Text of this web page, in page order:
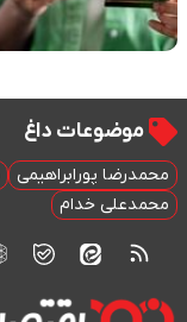
موضوعات داغ
محمدرضا پورابراهیمی
محمدعلی خدام